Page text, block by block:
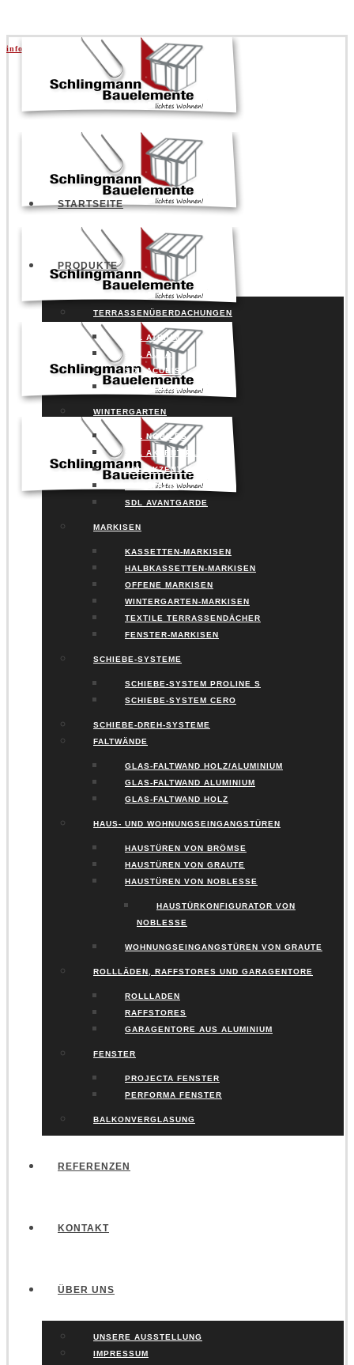
info@schlingmann.org |+49 5141 957730
STARTSEITE
PRODUKTE
TERRASSENÜBERDACHUNGEN
SDL ATRIUM
SDL AURA
SDL ACUBIS
SDL ALERIO
WINTERGARTEN
SDL NOBILES
SDL AKZENT PLUS
SDL AKZENT VISION
SDL AVALIS
SDL AVANTGARDE
MARKISEN
KASSETTEN-MARKISEN
HALBKASSETTEN-MARKISEN
OFFENE MARKISEN
WINTERGARTEN-MARKISEN
TEXTILE TERRASSENDÄCHER
FENSTER-MARKISEN
SCHIEBE-SYSTEME
SCHIEBE-SYSTEM PROLINE S
SCHIEBE-SYSTEM CERO
SCHIEBE-DREH-SYSTEME
FALTWÄNDE
GLAS-FALTWAND HOLZ/ALUMINIUM
GLAS-FALTWAND ALUMINIUM
GLAS-FALTWAND HOLZ
HAUS- UND WOHNUNGSEINGANGSTÜREN
HAUSTÜREN VON BRÖMSE
HAUSTÜREN VON GRAUTE
HAUSTÜREN VON NOBLESSE
HAUSTÜRKONFIGURATOR VON
NOBLESSE
WOHNUNGSEINGANGSTÜREN VON GRAUTE
ROLLLÄDEN, RAFFSTORES UND GARAGENTORE
ROLLLADEN
RAFFSTORES
GARAGENTORE AUS ALUMINIUM
FENSTER
PROJECTA FENSTER
PERFORMA FENSTER
BALKONVERGLASUNG
REFERENZEN
KONTAKT
ÜBER UNS
UNSERE AUSSTELLUNG
IMPRESSUM